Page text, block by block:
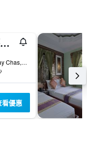
暹粒切爾德背包客旅舍
Wat Bo Rd, Banteay Chas, Sla Kram, 暹粒, 柬埔寨
看優惠